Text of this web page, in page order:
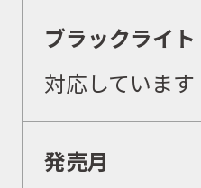
WEBショップ
ブラックライト
対応しています
発売月